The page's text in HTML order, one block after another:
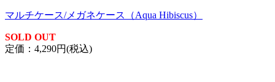
マルチケース/メガネケース（Aqua Hibiscus）
SOLD OUT
定価：4,290円(税込)